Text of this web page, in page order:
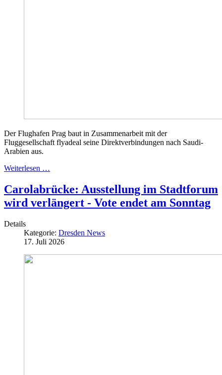
Der Flughafen Prag baut in Zusammenarbeit mit der
Fluggesellschaft flyadeal seine Direktverbindungen nach Saudi-
Arabien aus.
Weiterlesen …
Carolabrücke: Ausstellung im Stadtforum
wird verlängert - Vote endet am Sonntag
Details
Kategorie: Dresden News
17. Juli 2026